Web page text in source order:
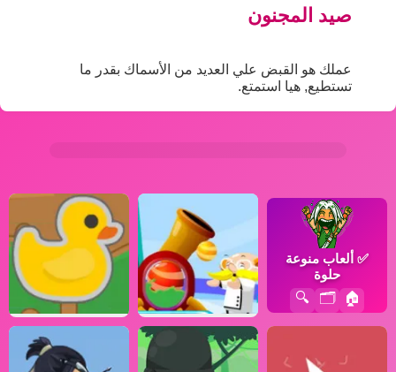
صيد المجنون
عملك هو القبض علي العديد من الأسماك بقدر ما
تستطيع, هيا استمتع.
✅ ألعاب منوعة
حلوة
🏠
🗂️
🔍